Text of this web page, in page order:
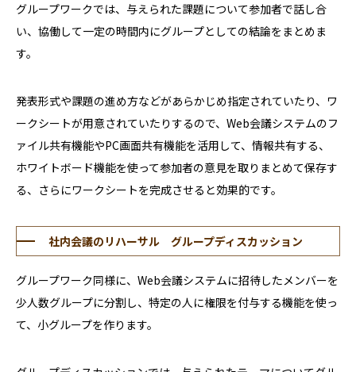
グループワークでは、与えられた課題について参加者で話し合
い、協働して一定の時間内にグループとしての結論をまとめま
す。
発表形式や課題の進め方などがあらかじめ指定されていたり、ワ
ークシートが用意されていたりするので、Web会議システムのフ
ァイル共有機能やPC画面共有機能を活用して、情報共有する、
ホワイトボード機能を使って参加者の意見を取りまとめて保存す
る、さらにワークシートを完成させると効果的です。
社内会議のリハーサル グループディスカッション
グループワーク同様に、Web会議システムに招待したメンバーを
少人数グループに分割し、特定の人に権限を付与する機能を使っ
て、小グループを作ります。